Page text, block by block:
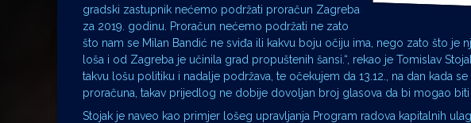
gradski zastupnik nećemo podržati proračun Zagreba
za 2019. godinu. Proračun nećemo podržati ne zato
što nam se Milan Bandić ne sviđa ili kakvu boju očiju ima, nego zato što je
loša i od Zagreba je učinila grad propuštenih šansi.“, rekao je Tomislav
takvu lošu politiku i nadalje podržava, te očekujem da 13.12., na dan kada
proračuna, takav prijedlog ne dobije dovoljan broj glasova da bi mogao biti
Stojak je naveo kao primjer lošeg upravljanja Program radova kapitalnih